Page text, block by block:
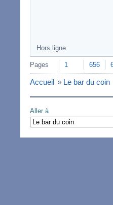
Hors ligne
Pages 1 656
Accueil » Le bar du coin
Aller à